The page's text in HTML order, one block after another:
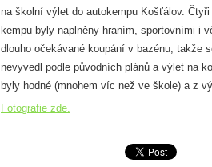
na školní výlet do autokempu Košťálov.
kempu byly naplněny hraním, sportovními i
dlouho očekávané koupání v bazénu, takže
nevyvedl podle původních plánů a výlet na
byly hodné (mnohem víc než ve škole) a z
Fotografie zde.